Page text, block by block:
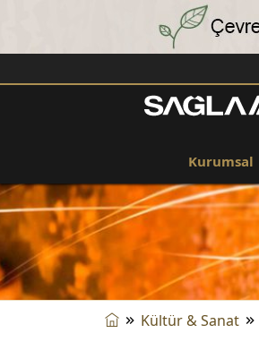
Kurumsal
Kültür & Sanat